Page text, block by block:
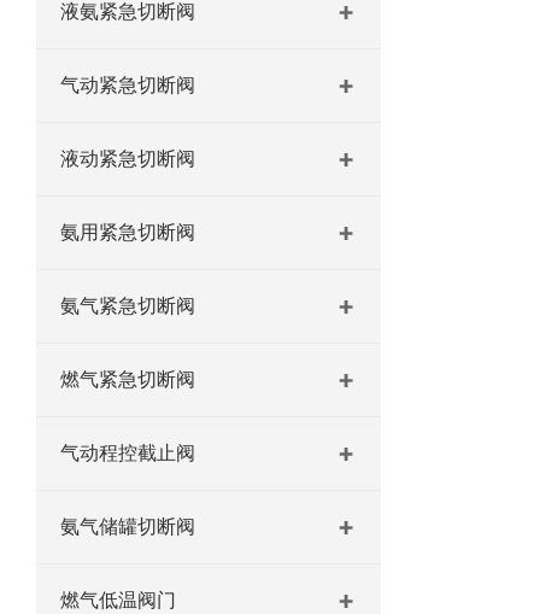
液氨紧急切断阀
气动紧急切断阀
液动紧急切断阀
氨用紧急切断阀
氨气紧急切断阀
燃气紧急切断阀
气动程控截止阀
氨气储罐切断阀
燃气低温阀门